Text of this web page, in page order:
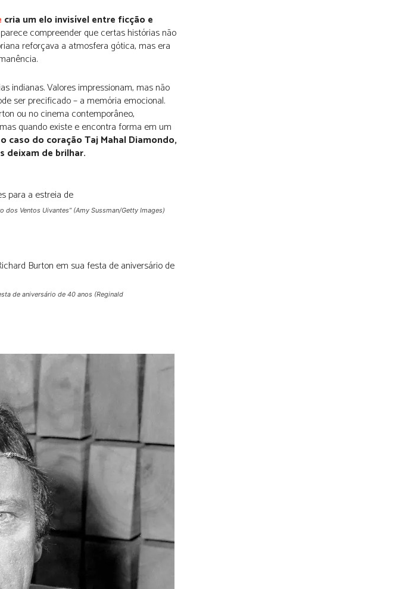
cria um elo invisível entre ficção e
compreender que certas histórias não
reforçava a atmosfera gótica, mas era
indianas. Valores impressionam, mas não
ser precificado – a memória emocional.
ou no cinema contemporâneo,
quando existe e encontra forma em um
caso do coração Taj Mahal Diamondo,
deixam de brilhar.
dos Ventos Uivantes” (Amy Sussman/Getty Images)
de aniversário de 40 anos (Reginald